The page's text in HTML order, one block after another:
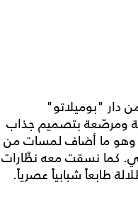
دار "بوميلاتو"
ومرصّعة بتصميم جذاب
وهو ما أضاف لمسات من
كما نسقت معه نظّارات
طابعاً شبابياً عصرياً.